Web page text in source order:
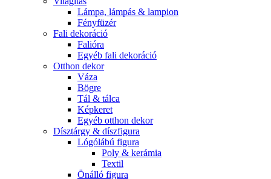
Lámpa, lámpás & lampion
Fényfüzér
Fali dekoráció
Falióra
Egyéb fali dekoráció
Otthon dekor
Váza
Bögre
Tál & tálca
Képkeret
Egyéb otthon dekor
Dísztárgy & díszfigura
Lógólábú figura
Poly & kerámia
Textil
Önálló figura